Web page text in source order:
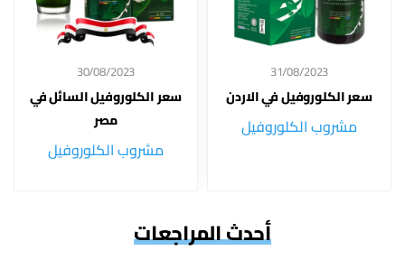
31/08/2023
سعر الكلوروفيل في الاردن
مشروب الكلوروفيل
30/08/2023
سعر الكلوروفيل السائل في
مصر
مشروب الكلوروفيل
أحدث المراجعات